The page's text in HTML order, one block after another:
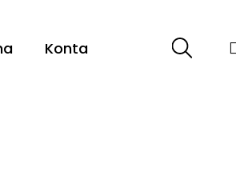
Kontakt Hledat